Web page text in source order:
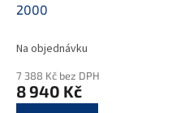
2000
Na objednávku
7 388 Kč bez DPH
8 940 Kč